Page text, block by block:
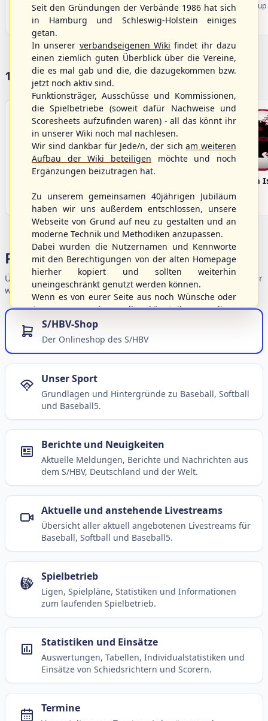
U-23 Baseball European
Championship B Pool 2026 - Group
Championship B Pool 2026 - Group
Germany
17 Vereine im S/HBV
Bargenstedt
Elmshorn Alligators Fehmarn
Portalbereiche
Übersicht der Verbandsbereiche – wählen Sie einen Einstieg für
weiterführende Informationen.
S/HBV-Shop
Der Onlineshop des S/HBV
Unser Sport
Grundlagen und Hintergründe zu Baseball, Softball
und Baseball5.
Berichte und Neuigkeiten
Aktuelle Meldungen, Berichte und Nachrichten aus
dem S/HBV, Deutschland und der Welt.
Aktuelle und anstehende Livestreams
Übersicht aller aktuell angebotenen Livestreams für
Baseball, Softball und Baseball5.
Spielbetrieb
Ligen, Spielpläne, Statistiken und Informationen
zum laufenden Spielbetrieb.
Statistiken und Einsätze
Auswertungen, Tabellen, Individualstatistiken und
Einsätze von Schiedsrichtern und Scorern.
Termine
Seit den Gründungen der Verbände 1986 hat sich
in Hamburg und Schleswig-Holstein einiges
getan.
In unserer verbandseigenen Wiki findet ihr dazu
einen ziemlich guten Überblick über die Vereine,
die es mal gab und die, die dazugekommen bzw.
jetzt noch aktiv sind.
Funktionsträger, Ausschüsse und Kommissionen,
die Spielbetriebe (soweit dafür Nachweise und
Scoresheets aufzufinden waren) - all das könnt ihr
in unserer Wiki noch mal nachlesen.
Wir sind dankbar für Jede/n, der sicham weiteren
Aufbau der Wiki beteiligen möchte und noch
Ergänzungen beizutragen hat.
Zu unserem gemeinsamen 40jährigen Jubiläum
haben wir uns außerdem entschlossen, unsere
Webseite von Grund auf neu zu gestalten und an
moderne Technik und Methodiken anzupassen.
Dabei wurden die Nutzernamen und Kennworte
mit den Berechtigungen von der alten Homepage
hierher kopiert und sollten weiterhin
uneingeschränkt genutzt werden können.
Wenn es von eurer Seite aus noch Wünsche oder
Anregungen geben sollte, könnt ihr uns diese
gerne an die Verbandsadresse
schicken.